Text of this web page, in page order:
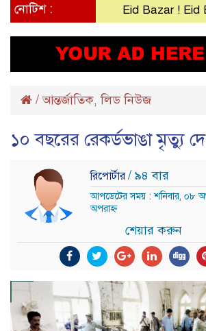
নোটিশ : Eid Bazar ! Eid
/আন্তর্জাতিক,লিড নিউজ
১০ বছরের রেকর্ডভাঙা মৃত্যু
রিপোর্টার/ ৯৪ বার
আপডেটের সময় : শনিবার, ০৮
অপরাহ্ন
শেয়ার করুন